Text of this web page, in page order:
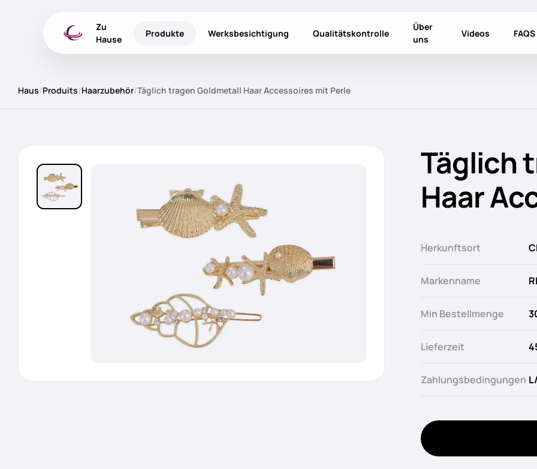
Zu
Hause
Produkte Werksbesichtigung Qualitätskontrolle
Über
uns
Videos FAQS
Haus/Produits/Haarzubehör/Täglich tragen Goldmetall Haar Accessoires mit Perle
Täglich
Haar
Herkunftsort
Markenname
Min Bestellmenge
Lieferzeit
Zahlungsbedingungen